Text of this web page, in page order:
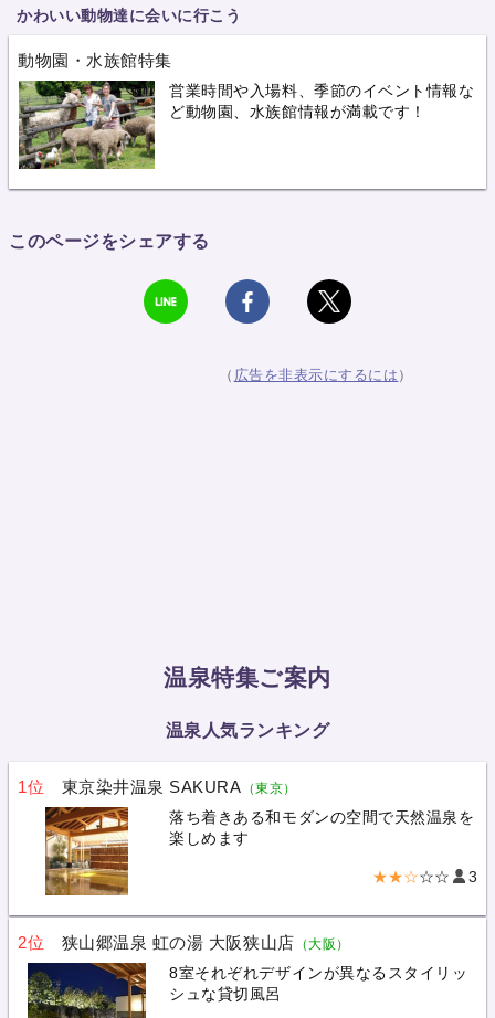
かわいい動物達に会いに行こう
動物園・水族館特集
営業時間や入場料、季節のイベント情報な
ど動物園、水族館情報が満載です！
このページをシェアする
（ 広告を非表示にするには ）
温泉特集ご案内
温泉人気ランキング
1位 東京染井温泉 SAKURA （東京）
落ち着きある和モダンの空間で天然温泉を
楽しめます
★★☆☆☆ 3
2位 狭山郷温泉 虹の湯 大阪狭山店 （大阪）
8室それぞれデザインが異なるスタイリッ
シュな貸切風呂